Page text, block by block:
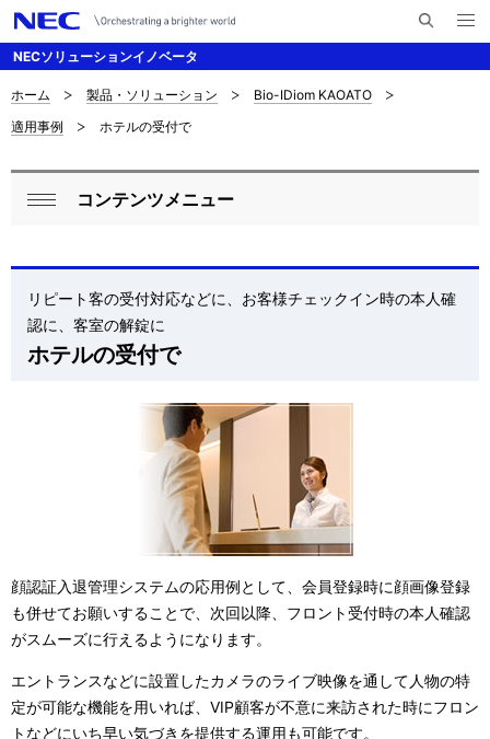
NECソリューションイノベータ
メ
ニ
ナ
ビ
ゲ
ョ
サ
イ
ト
の
現
在
ホーム 製品・ソリューション
Bio-IDiom KAOATO
適用事例
ホテルの受付で
ロ
カ
ル
ナ
ョ
ン
コンテンツメニュー
ホテルの受付で
リピート客の受付対応などに、お客様チェックイン時の本人確
認に、客室の解錠に
顔認証入退管理システムの応用例として、会員登録時に顔画像登録
も併せてお願いすることで、次回以降、フロント受付時の本人確認
がスムーズに行えるようになります。
エントランスなどに設置したカメラのライブ映像を通して人物の特
定が可能な機能を用いれば、VIP顧客が不意に来訪された時にフロン
トなどにいち早い気づきを提供する運用も可能です。